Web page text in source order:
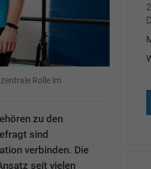
Rolle im
zu den
sind
verbinden. Die
seit vielen